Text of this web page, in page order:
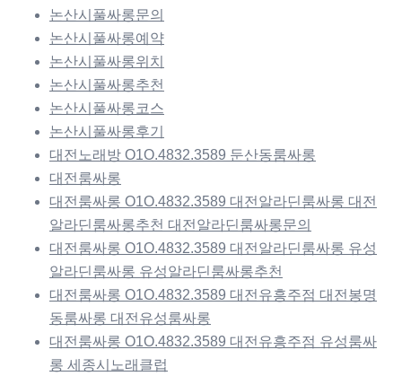
논산시풀싸롱문의
논산시풀싸롱예약
논산시풀싸롱위치
논산시풀싸롱추천
논산시풀싸롱코스
논산시풀싸롱후기
대전노래방 O1O.4832.3589 둔산동룸싸롱
대전룸싸롱
대전룸싸롱 O1O.4832.3589 대전알라딘룸싸롱 대전
알라딘룸싸롱추천 대전알라딘룸싸롱문의
대전룸싸롱 O1O.4832.3589 대전알라딘룸싸롱 유성
알라딘룸싸롱 유성알라딘룸싸롱추천
대전룸싸롱 O1O.4832.3589 대전유흥주점 대전봉명
동룸싸롱 대전유성룸싸롱
대전룸싸롱 O1O.4832.3589 대전유흥주점 유성룸싸
롱 세종시노래클럽